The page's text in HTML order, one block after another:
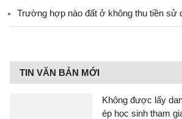
Trường hợp nào đất ở không thu tiền sử
TIN VĂN BẢN MỚI
Không được lấy
ép học sinh tham